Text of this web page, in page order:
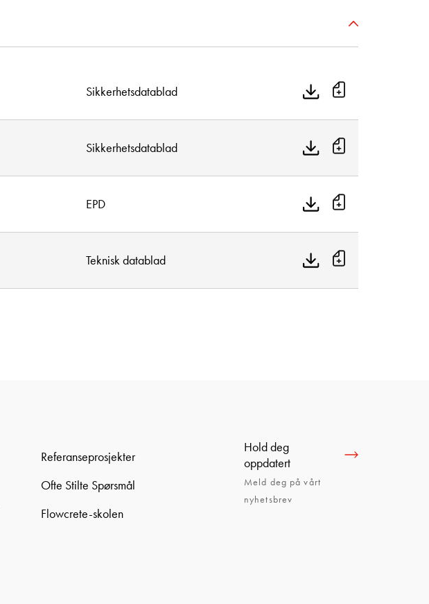
Sikkerhetsdatablad
Sikkerhetsdatablad
EPD
Teknisk datablad
Referanseprosjekter
Ofte Stilte Spørsmål
Flowcrete-skolen
Hold deg
oppdatert
Meld deg på vårt
nyhetsbrev